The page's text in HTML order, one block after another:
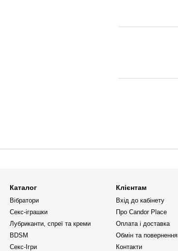
Каталог
Вібратори
Секс-іграшки
Лубриканти, спреї та креми
BDSM
Секс-Ігри
Клієнтам
Вхід до кабінету
Про Candor Place
Оплата і доставка
Обмін та повернення
Контакти